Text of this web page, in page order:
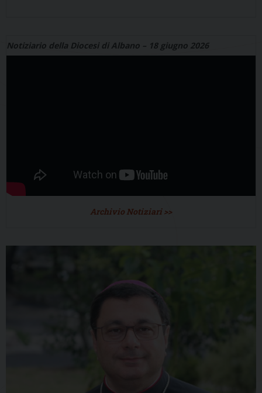
Notiziario della Diocesi di Albano – 18 giugno 2026
Archivio Notiziari >>